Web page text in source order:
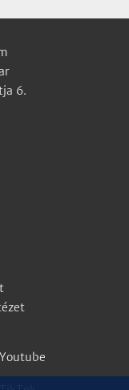
6.
Youtube